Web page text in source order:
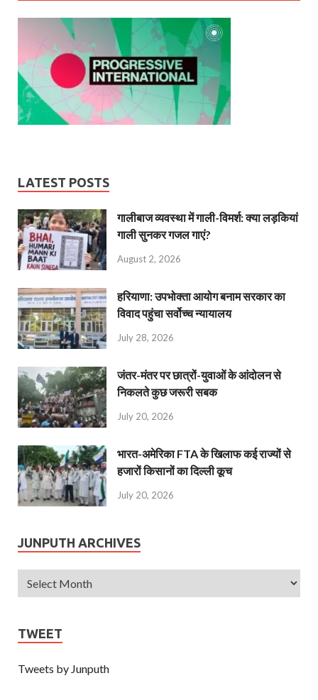
LATEST POSTS
गालीबाज व्‍यवस्‍था में गाली-विमर्श: क्या लड़कियां
गाली सुनकर गजल गाएं?
August 2, 2026
हरियाणा: उपभोक्ता आयोग बनाम सरकार का
विवाद पहुंचा सर्वोच्च न्यायालय
July 28, 2026
जंतर-मंतर पर छात्रों-युवाओं के आंदोलन से
निकलते कुछ जरूरी सबक
July 20, 2026
भारत-अमेरिका FTA के खिलाफ कई राज्यों से
हजारों किसानों का दिल्ली कूच
July 20, 2026
JUNPUTH ARCHIVES
TWEET
Tweets by Junputh